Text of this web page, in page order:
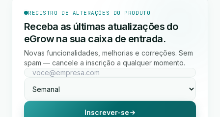
REGISTRO DE ALTERAÇÕES DO PRODUTO
Receba as últimas atualizações do
eGrow na sua caixa de entrada.
Novas funcionalidades, melhorias e correções. Sem
spam — cancele a inscrição a qualquer momento.
Inscrever-se